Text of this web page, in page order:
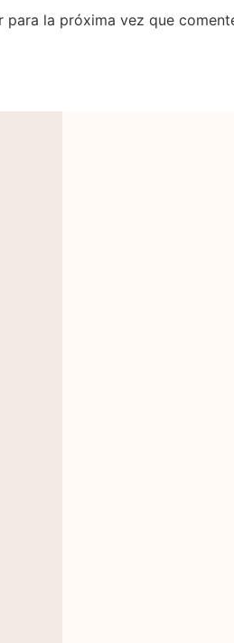
la próxima vez que